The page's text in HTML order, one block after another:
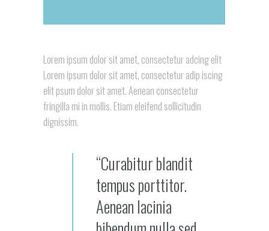
Lorem ipsum dolor sit amet, consectetur adcing elit
Lorem ipsum dolor sit amet, consectetur adip iscing
elit psum dolor sit amet. Aenean consectetur
fringilla mi in mollis. Etiam eleifend sollicitudin
dignissim.
“Curabitur blandit
tempus porttitor.
Aenean lacinia